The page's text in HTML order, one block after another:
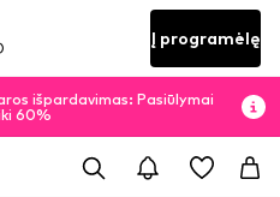
Į programėlę
išpardavimas: Pasiūlymai
60%